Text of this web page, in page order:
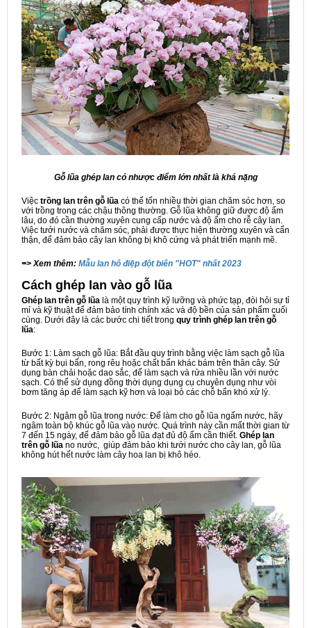
Gỗ lũa ghép lan có nhược điểm lớn nhất là khá nặng
Việc trồng lan trên gỗ lũa có thể tốn nhiều thời gian chăm sóc hơn, so
với trồng trong các chậu thông thường. Gỗ lũa không giữ được độ ẩm
lâu, do đó cần thường xuyên cung cấp nước và độ ẩm cho rễ cây lan.
Việc tưới nước và chăm sóc, phải được thực hiện thường xuyên và cẩn
thận, để đảm bảo cây lan không bị khô cứng và phát triển mạnh mẽ.
=> Xem thêm: Mẫu lan hô điệp đột biến "HOT" nhất 2023
Cách ghép lan vào gỗ lũa
Ghép lan trên gỗ lũa là một quy trình kỹ lưỡng và phức tạp, đòi hỏi sự tỉ
mỉ và kỹ thuật để đảm bảo tính chính xác và độ bền của sản phẩm cuối
cùng. Dưới đây là các bước chi tiết trong quy trình ghép lan trên gỗ
lũa:
Bước 1: Làm sạch gỗ lũa: Bắt đầu quy trình bằng việc làm sạch gỗ lũa
từ bất kỳ bụi bẩn, rong rêu hoặc chất bẩn khác bám trên thân cây. Sử
dụng bàn chải hoặc dao sắc, để làm sạch và rửa nhiều lần với nước
sạch. Có thể sử dụng đồng thời dụng dụng cụ chuyên dụng như vòi
bơm tăng áp để làm sạch kỹ hơn và loại bỏ các chỗ bẩn khó xử lý.
Bước 2: Ngâm gỗ lũa trong nước: Để làm cho gỗ lũa ngấm nước, hãy
ngâm toàn bộ khúc gỗ lũa vào nước. Quá trình này cần mất thời gian từ
7 đến 15 ngày, để đảm bảo gỗ lũa đạt đủ độ ẩm cần thiết. Ghép lan
trên gỗ lũa no nước, giúp đảm bảo khi tưới nước cho cây lan, gỗ lũa
không hút hết nước làm cây hoa lan bị khô héo.